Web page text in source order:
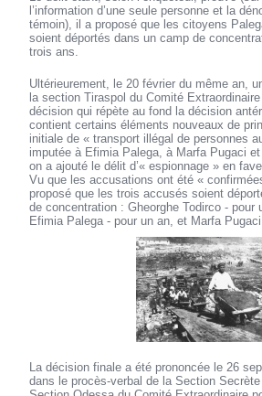
l’information d’une seule personne et la
témoin), il a proposé que les citoyens
soient déportés dans un camp de
trois ans.
Ultérieurement, le 20 février du même an,
la section Tiraspol du Comité
décision qui répète au fond la décision
contient certains éléments nouveaux de
initiale de « transport illégal de personnes
imputée à Efimia Palega, à Marfa Pugaci
on a ajouté le délit d’« espionnage » en
Vu que les accusations ont été «
proposé que les trois accusés soient
de concentration : Gheorghe Todirco - pour
Efimia Palega - pour un an, et Marfa
La décision finale a été prononcée le 26
dans le procès-verbal de la Section